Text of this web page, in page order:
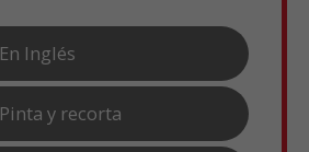
En Inglés
Pinta y recorta